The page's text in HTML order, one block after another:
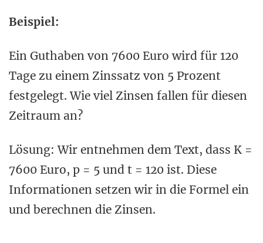
Beispiel:
Ein Guthaben von 7600 Euro wird für 120
Tage zu einem Zinssatz von 5 Prozent
festgelegt. Wie viel Zinsen fallen für diesen
Zeitraum an?
Lösung: Wir entnehmen dem Text, dass K =
7600 Euro, p = 5 und t = 120 ist. Diese
Informationen setzen wir in die Formel ein
und berechnen die Zinsen.